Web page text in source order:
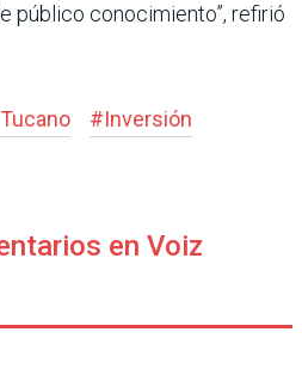
público conoci­miento”, refirió
#Inversión
en Voiz